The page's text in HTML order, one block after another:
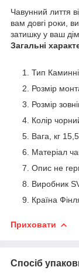
Чавунний лиття
вам довгі роки,
затишку у ваш дім.
Загальні
Тип
Розмір
Розмір
Колір
Вага, кг 15,5
Матеріал
Опис не
Виробник
Країна
Приховати
Спосіб